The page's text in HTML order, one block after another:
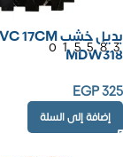
MDW318
EGP325
إضافة إلى السلة